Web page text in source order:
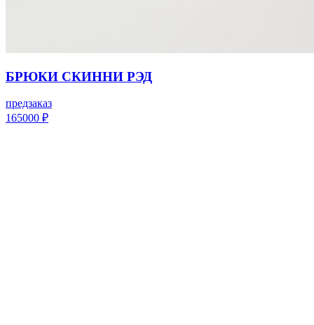
БРЮКИ СКИННИ РЭД
предзаказ
165000 ₽